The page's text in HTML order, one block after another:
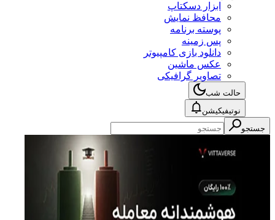
ابزار دسکتاپ
محافظ نمایش
پوسته برنامه
پس زمینه
دانلود بازی کامپیوتر
عکس ماشین
تصاویر گرافیکی
حالت شب
نوتیفیکیشن
جستجو